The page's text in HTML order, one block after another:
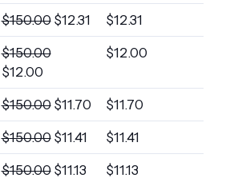
$150.00 $12.31 $12.31
$150.00
$12.00
$12.00
$150.00 $11.70 $11.70
$150.00 $11.41 $11.41
$150.00 $11.13 $11.13